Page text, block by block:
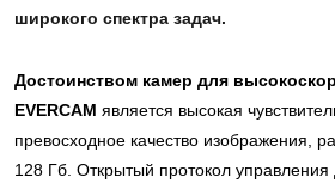
широкого спектра задач.
Достоинством камер для
EVERCAM является высокая
превосходное качество изображения,
128 Гб. Открытый протокол управления